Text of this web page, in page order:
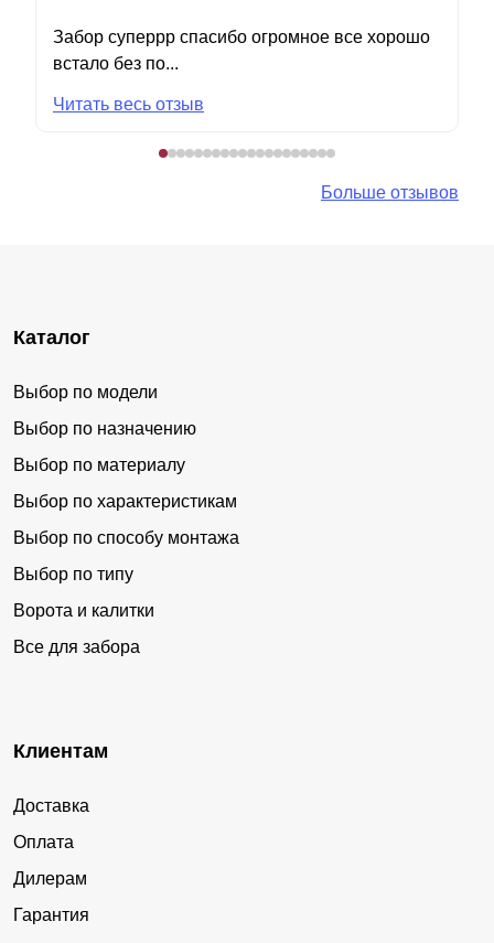
Забор суперрр спасибо огромное все хорошо
встало без по...
Читать весь отзыв
Больше отзывов
Каталог
Выбор по модели
Выбор по назначению
Выбор по материалу
Выбор по характеристикам
Выбор по способу монтажа
Выбор по типу
Ворота и калитки
Все для забора
Клиентам
Доставка
Оплата
Дилерам
Гарантия